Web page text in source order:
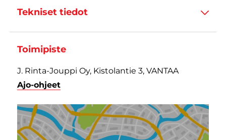
Tekniset tiedot
Toimipiste
J. Rinta-Jouppi Oy, Kistolantie 3, VANTAA
Ajo-ohjeet